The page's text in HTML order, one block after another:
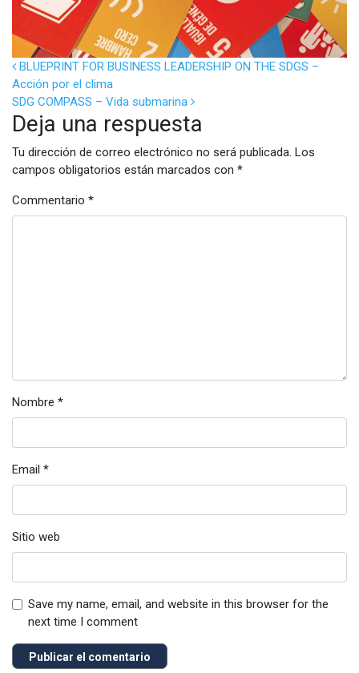
POST NAVIGATION
BLUEPRINT FOR BUSINESS LEADERSHIP ON THE SDGS –
Acción por el clima
SDG COMPASS – Vida submarina
Deja una respuesta
Tu dirección de correo electrónico no será publicada. Los
campos obligatorios están marcados con *
Commentario *
Nombre *
Email *
Sitio web
Save my name, email, and website in this browser for the
next time I comment